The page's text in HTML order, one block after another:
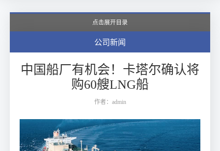
点击展开目录
公司新闻
中国船厂有机会！卡塔尔确认将
购60艘LNG船
作者：admin